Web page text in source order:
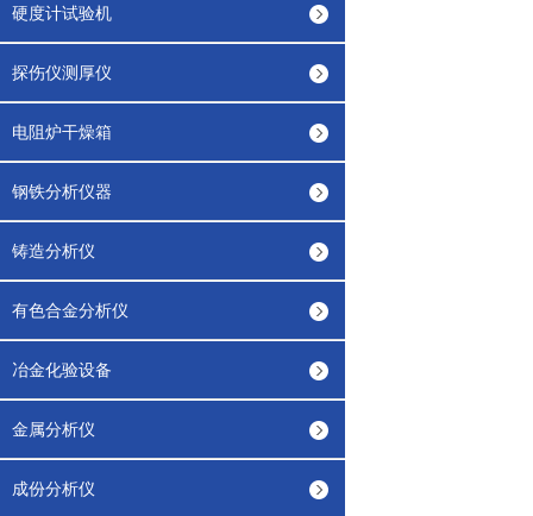
硬度计试验机
探伤仪测厚仪
电阻炉干燥箱
钢铁分析仪器
铸造分析仪
有色合金分析仪
冶金化验设备
金属分析仪
成份分析仪